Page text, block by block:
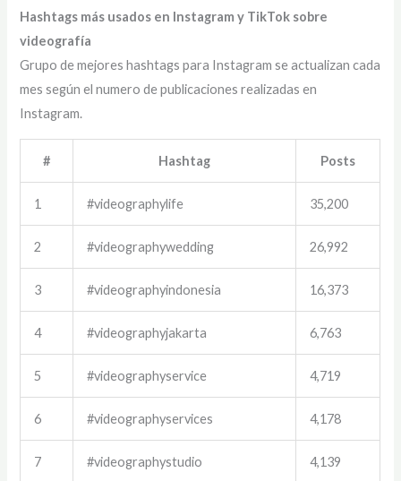
Hashtags más usados en Instagram y TikTok sobre
videografía
Grupo de mejores hashtags para Instagram se actualizan cada
mes según el numero de publicaciones realizadas en
Instagram.
# Hashtag Posts
1 #videographylife 35,200
2 #videographywedding 26,992
3 #videographyindonesia 16,373
4 #videographyjakarta 6,763
5 #videographyservice 4,719
6 #videographyservices 4,178
7 #videographystudio 4,139